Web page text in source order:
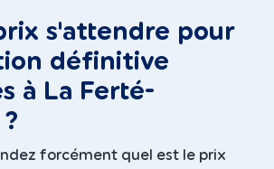
s'attendre pour
définitive
à La Ferté-
forcément quel est le prix